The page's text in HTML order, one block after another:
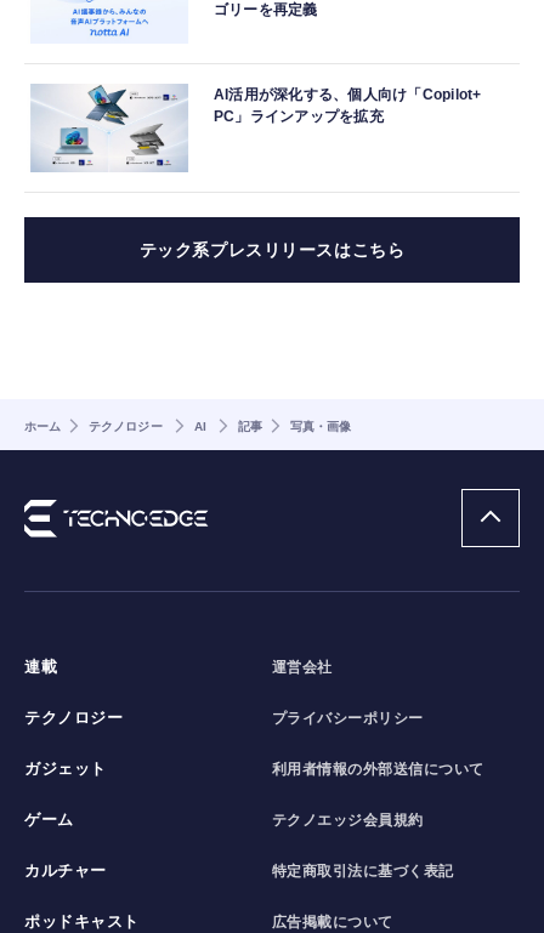
ゴリーを再定義
AI活用が深化する、個人向け「Copilot+
PC」ラインアップを拡充
テック系プレスリリースはこちら
ホーム テクノロジー AI 記事 写真・画像
連載
テクノロジー
ガジェット
ゲーム
カルチャー
ポッドキャスト
運営会社
プライバシーポリシー
利用者情報の外部送信について
テクノエッジ会員規約
特定商取引法に基づく表記
広告掲載について